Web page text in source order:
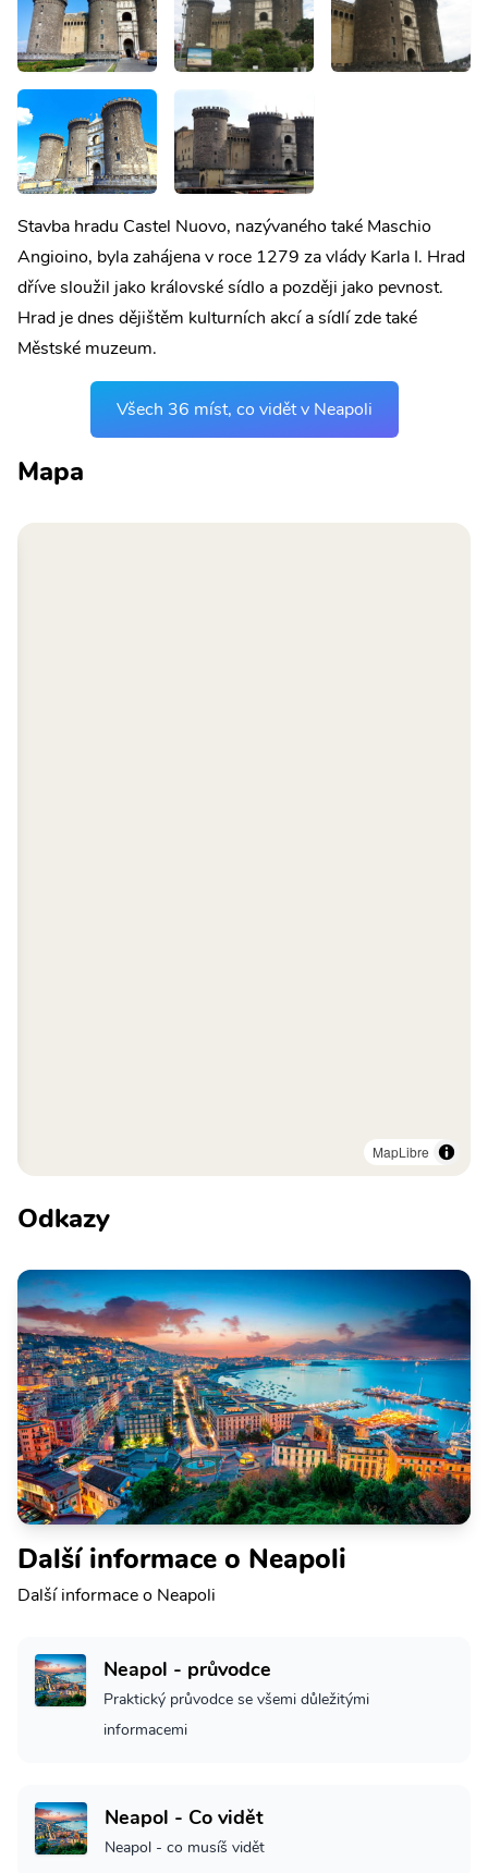
Stavba hradu Castel Nuovo, nazývaného také Maschio
Angioino, byla zahájena v roce 1279 za vlády Karla I. Hrad
dříve sloužil jako královské sídlo a později jako pevnost.
Hrad je dnes dějištěm kulturních akcí a sídlí zde také
Městské muzeum.
Všech 36 míst, co vidět v Neapoli
Mapa
MapLibre
Odkazy
Další informace o Neapoli
Další informace o Neapoli
Neapol - průvodce
Praktický průvodce se všemi důležitými
informacemi
Neapol - Co vidět
Neapol - co musíš vidět